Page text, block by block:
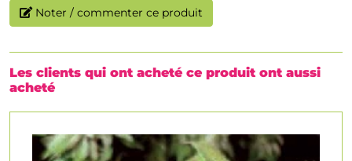
Noter / commenter ce produit
Les clients qui ont acheté ce produit ont aussi
acheté